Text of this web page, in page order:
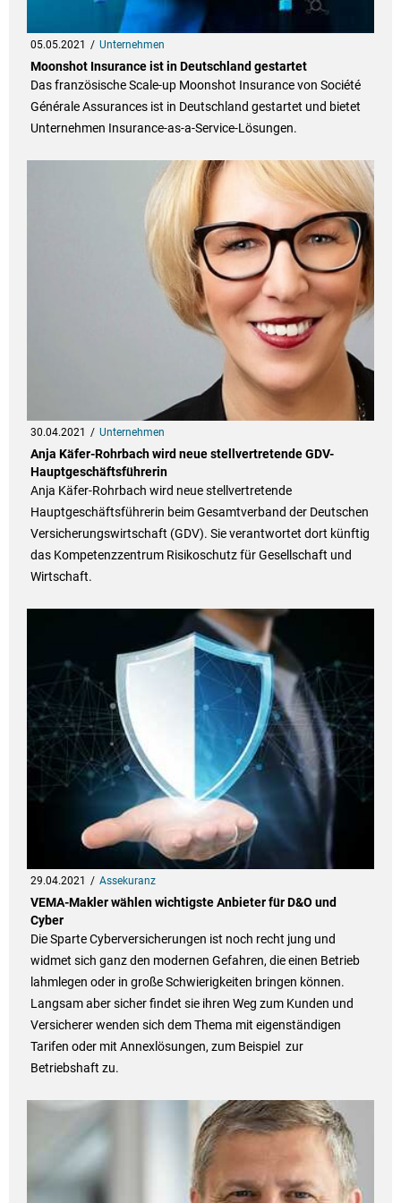
05.05.2021 Unternehmen
Moonshot Insurance ist in Deutschland gestartet
Das französische Scale-up Moonshot Insurance von Société
Générale Assurances ist in Deutschland gestartet und bietet
Unternehmen Insurance-as-a-Service-Lösungen.
30.04.2021 Unternehmen
Anja Käfer-Rohr­bach wird neue stell­ver­tre­tende GDV-
Haupt­ge­schäfts­füh­re­rin
Anja Käfer-Rohrbach wird neue stellvertretende
Hauptgeschäftsführerin beim Gesamtverband der Deutschen
Versicherungswirtschaft (GDV). Sie verantwortet dort künftig
das Kompetenzzentrum Risikoschutz für Gesellschaft und
Wirtschaft.
29.04.2021 Assekuranz
VEMA-Makler wählen wichtigste Anbieter für D&O und
Cyber
Die Sparte Cyberversicherungen ist noch recht jung und
widmet sich ganz den modernen Gefahren, die einen Betrieb
lahmlegen oder in große Schwierigkeiten bringen können.
Langsam aber sicher findet sie ihren Weg zum Kunden und
Versicherer wenden sich dem Thema mit eigenständigen
Tarifen oder mit Annexlösungen, zum Beispiel zur
Betriebshaft zu.